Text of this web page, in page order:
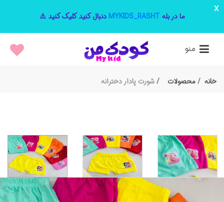
ما در بلهMYKIDS_RASHT دنبال کنید کلیک کنید ⚠️
x
منو
خانه محصولات شورت پادار دخترانه